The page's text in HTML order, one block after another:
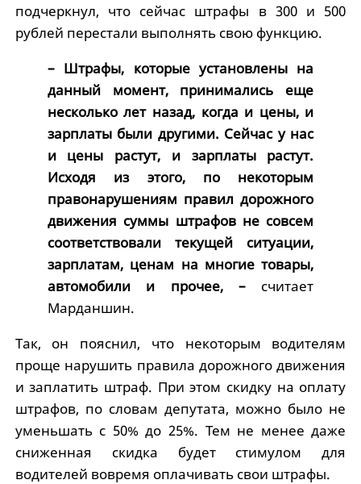
подчеркнул, что сейчас штрафы в 300 и 500
рублей перестали выполнять свою функцию.
– Штрафы, которые установлены на
данный момент, принимались еще
несколько лет назад, когда и цены, и
зарплаты были другими. Сейчас у нас
и цены растут, и зарплаты растут.
Исходя из этого, по некоторым
правонарушениям правил дорожного
движения суммы штрафов не совсем
соответствовали текущей ситуации,
зарплатам, ценам на многие товары,
автомобили и прочее, – считает
Марданшин.
Так, он пояснил, что некоторым водителям
проще нарушить правила дорожного движения
и заплатить штраф. При этом скидку на оплату
штрафов, по словам депутата, можно было не
уменьшать с 50% до 25%. Тем не менее даже
сниженная скидка будет стимулом для
водителей вовремя оплачивать свои штрафы.